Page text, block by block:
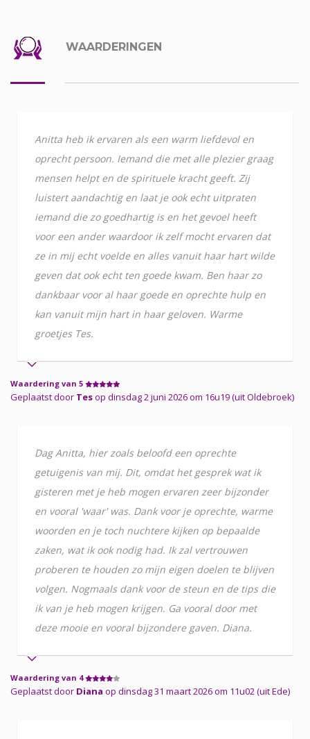
WAARDERINGEN
Anitta heb ik ervaren als een warm liefdevol en
oprecht persoon. Iemand die met alle plezier graag
mensen helpt en de spirituele kracht geeft. Zij
luistert aandachtig en laat je ook echt uitpraten
iemand die zo goedhartig is en het gevoel heeft
voor een ander waardoor ik zelf mocht ervaren dat
ze in mij echt voelde en alles vanuit haar hart wilde
geven dat ook echt ten goede kwam. Ben haar zo
dankbaar voor al haar goede en oprechte hulp en
kan vanuit mijn hart in haar geloven. Warme
groetjes Tes.
Waardering van 5
Geplaatst door Tesop dinsdag 2 juni 2026 om 16u19 (uit Oldebroek)
Dag Anitta, hier zoals beloofd een oprechte
getuigenis van mij. Dit, omdat het gesprek wat ik
gisteren met je heb mogen ervaren zeer bijzonder
en vooral 'waar' was. Dank voor je oprechte, warme
woorden en je toch nuchtere kijken op bepaalde
zaken, wat ik ook nodig had. Ik zal vertrouwen
proberen te houden zo mijn eigen doelen te blijven
volgen. Nogmaals dank voor de steun en de tips die
ik van je heb mogen krijgen. Ga vooral door met
deze mooie en vooral bijzondere gaven. Diana.
Waardering van 4
Geplaatst door Diana op dinsdag 31 maart 2026 om 11u02 (uit Ede)